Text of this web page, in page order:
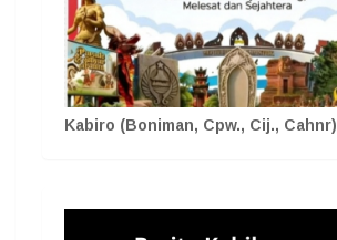
Kabiro (Boniman, Cpw., Cij., Cahnr)